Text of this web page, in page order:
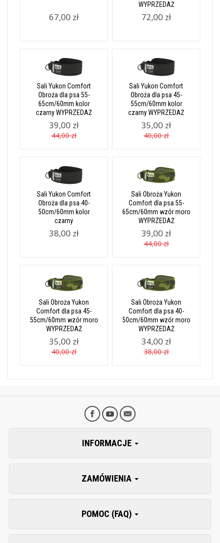
67,00 zł
WYPRZEDAŻ
72,00 zł
Sali Yukon Comfort
Obroża dla psa 55-
65cm/60mm kolor
czarny WYPRZEDAŻ
39,00 zł
44,00 zł
Sali Yukon Comfort
Obroża dla psa 45-
55cm/60mm kolor
czarny WYPRZEDAŻ
35,00 zł
40,00 zł
Sali Yukon Comfort
Obroża dla psa 40-
50cm/60mm kolor
czarny
38,00 zł
Sali Obroża Yukon
Comfort dla psa 55-
65cm/60mm wzór moro
WYPRZEDAŻ
39,00 zł
44,00 zł
Sali Obroża Yukon
Comfort dla psa 45-
55cm/60mm wzór moro
WYPRZEDAŻ
35,00 zł
40,00 zł
Sali Obroża Yukon
Comfort dla psa 40-
50cm/60mm wzór moro
WYPRZEDAŻ
34,00 zł
38,00 zł
INFORMACJE
ZAMÓWIENIA
POMOC (FAQ)